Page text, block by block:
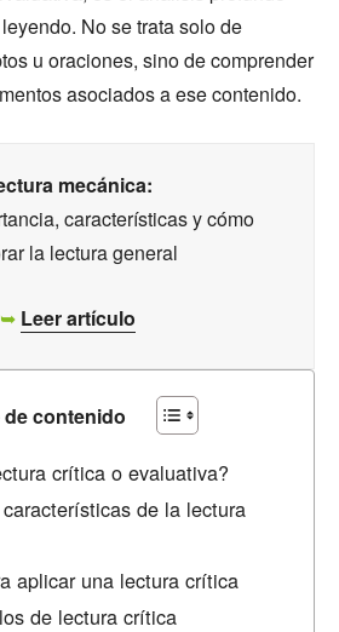
No se trata solo de
u oraciones, sino de comprender
asociados a ese contenido.
mecánica:
características y cómo
la lectura general
➥ Leer artículo
de contenido
crítica o evaluativa?
de la lectura
aplicar una lectura crítica
de lectura crítica